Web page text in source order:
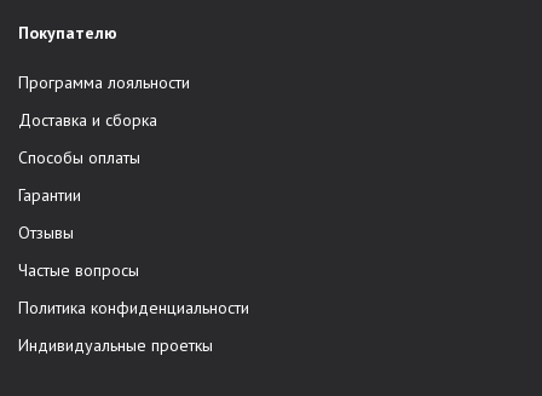
Покупателю
Программа лояльности
Доставка и сборка
Способы оплаты
Гарантии
Отзывы
Частые вопросы
Политика конфиденциальности
Индивидуальные проеткы